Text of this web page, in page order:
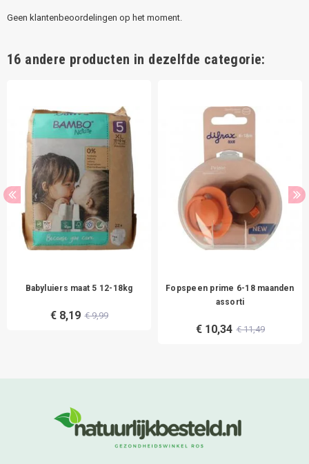
Geen klantenbeoordelingen op het moment.
16 andere producten in dezelfde categorie:
Babyluiers maat 5 12-18kg
€ 8,19 € 9,99
Fopspeen prime 6-18 maanden
assorti
€ 10,34 € 11,49